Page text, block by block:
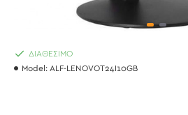
ΔΙΑΘΈΣΙΜΟ
Model: ALF-LENOVOT24I10GB